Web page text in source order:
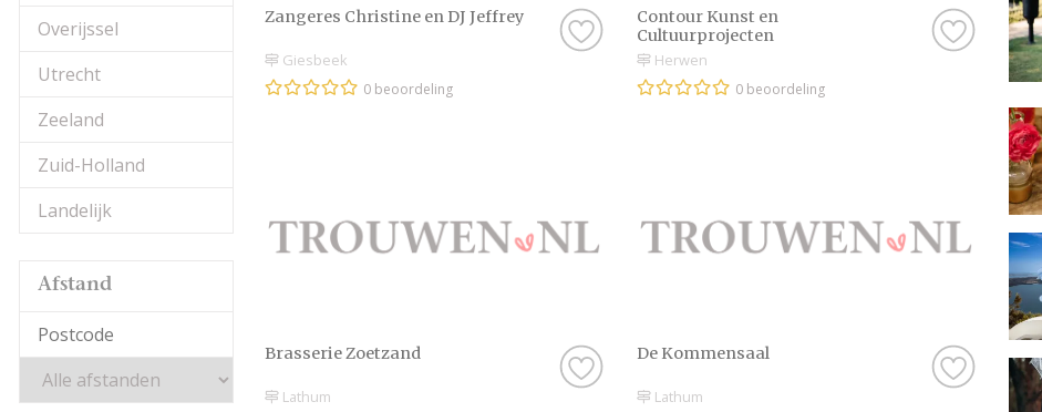
Overijssel
Utrecht
Zeeland
Zuid-Holland
Landelijk
Afstand
Zangeres Christine en DJ Jeffrey
Giesbeek
0 beoordeling
Contour Kunst en
Cultuurprojecten
Herwen
0 beoordeling
Brasserie Zoetzand
Lathum
De Kommensaal
Lathum